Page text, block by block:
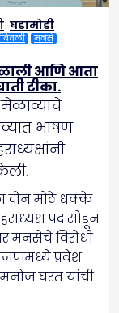
घडामोडी
मनसे
आणि आता
टीका.
भाषण
दोन मोठे धक्के
पद सोडून
मनसेचे विरोधी
प्रवेश
मनोज घरत यांची